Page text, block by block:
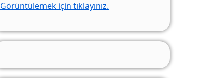
Görüntülemek için tıklayınız.